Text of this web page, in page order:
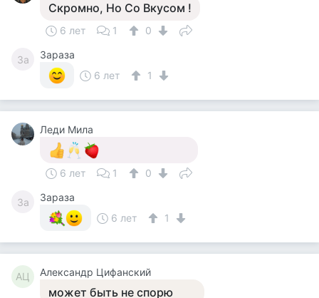
Скромно, Но Со Вкусом !
6 лет 1 0
За
Зараза
6 лет
1
Леди Мила
6 лет 1 0
За
Зараза
6 лет
1
АЦ Александр Цифанский
может быть не спорю